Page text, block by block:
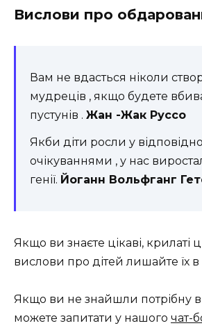
Вислови про
Вам не вдасться ніколи
мудреців , якщо будете
пустунів . Жан -Жак Руссо
Якби діти росли у
очікуваннями , у нас
генії. Йоганн Вольфганг
Якщо ви знаєте цікаві, крилаті
вислови про дітей лишайте їх
Якщо ви не знайшли потрібну
можете запитати у нашого чат-